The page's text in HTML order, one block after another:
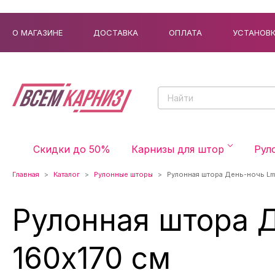
О МАГАЗИНЕ ДОСТАВКА ОПЛАТА
Скидки до 50% Карнизы для штор
Главная Каталог Рулонные шторы Рулонная штора День-ночь
Рулонная штора
160x170 см